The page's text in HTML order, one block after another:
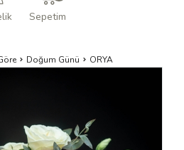
Sepetim
Doğum Günü ORYA